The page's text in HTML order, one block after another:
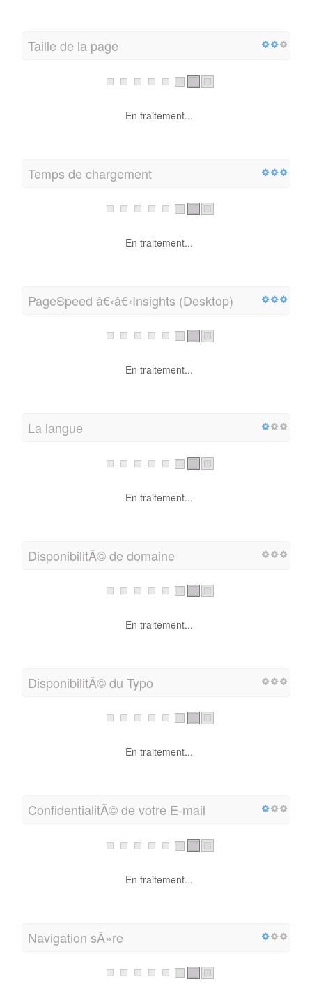
Taille de la page
En traitement...
Temps de chargement
En traitement...
PageSpeed â€‹â€‹Insights (Desktop)
En traitement...
La langue
En traitement...
DisponibilitÃ© de domaine
En traitement...
DisponibilitÃ© du Typo
En traitement...
ConfidentialitÃ© de votre E-mail
En traitement...
Navigation sÃ»re